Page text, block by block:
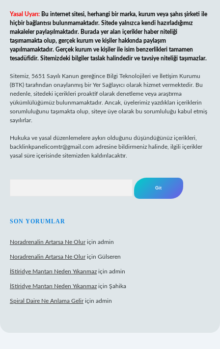
Yasal Uyarı: Bu internet sitesi, herhangi bir marka, kurum veya şahıs şirketi ile
hiçbir bağlantısı bulunmamaktadır. Sitede yalnızca kendi hazırladığımız
makaleler paylaşılmaktadır. Burada yer alan içerikler haber niteliği
taşımamakta olup, gerçek kurum ve kişiler hakkında paylaşım
yapılmamaktadır. Gerçek kurum ve kişiler ile isim benzerlikleri tamamen
tesadüfidir. Sitemizdeki bilgiler taslak halindedir ve tavsiye niteliği taşımazlar.
Sitemiz, 5651 Sayılı Kanun gereğince Bilgi Teknolojileri ve İletişim Kurumu
(BTK) tarafından onaylanmış bir Yer Sağlayıcı olarak hizmet vermektedir. Bu
nedenle, sitedeki içerikleri proaktif olarak denetleme veya araştırma
yükümlülüğümüz bulunmamaktadır. Ancak, üyelerimiz yazdıkları içeriklerin
sorumluluğunu taşımakta olup, siteye üye olarak bu sorumluluğu kabul etmiş
sayılırlar.
Hukuka ve yasal düzenlemelere aykırı olduğunu düşündüğünüz içerikleri,
backlinkpanelicomtr@gmail.com adresine bildirmeniz halinde, ilgili içerikler
yasal süre içerisinde sitemizden kaldırılacaktır.
SON YORUMLAR
Noradrenalin Artarsa Ne Oluriçin admin
Noradrenalin Artarsa Ne Oluriçin Gülseren
İStiridye Mantarı Neden Yıkanmaz için admin
İStiridye Mantarı Neden Yıkanmaz için Şahika
Spiral Daire Ne Anlama Geliriçin admin